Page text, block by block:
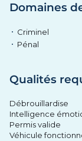
Domaines
Criminel
Pénal
Qualités
Débrouillardise
Intelligence
Permis valide
Véhicule